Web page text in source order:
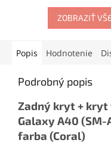
no pružný spoj, ktorý
odoláva otrasom, vode aj
oderu. Vďaka presnej
jednoducho nanáša aj
ZOBRAZIŤ
Popis Hodnotenie
Podrobný popis
Zadný kryt +
Galaxy A40
farba (Coral)